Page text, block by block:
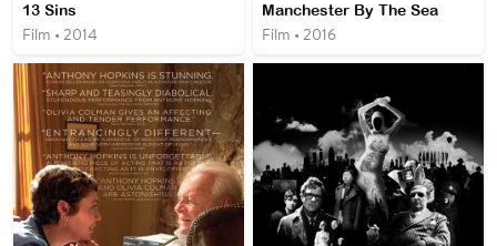
13 Sins
Film • 2014
Manchester By The Sea
Film • 2016